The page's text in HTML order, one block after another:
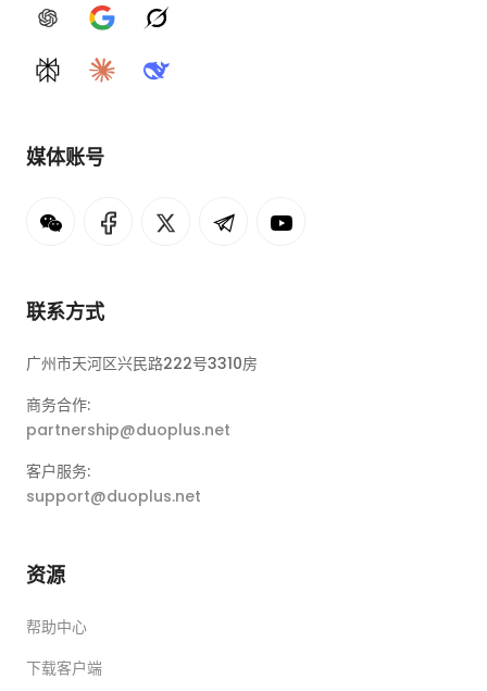
ChatGPTGoogle AIGrok
PerplexityClaudeDeepSeek
媒体账号
联系方式
广州市天河区兴民路222号3310房
商务合作:
partnership@duoplus.net
客户服务:
support@duoplus.net
资源
帮助中心
下载客户端